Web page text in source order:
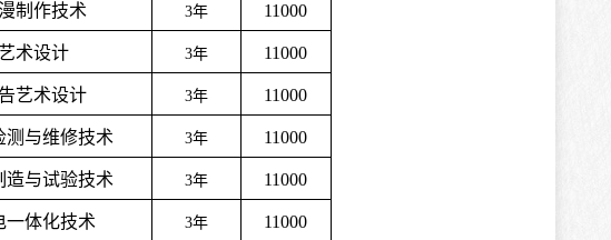
制作技术 3年 11000
艺术设计 3年 11000
艺术设计 3年 11000
测与维修技术 3年 11000
造与试验技术 3年 11000
一体化技术 3年 11000